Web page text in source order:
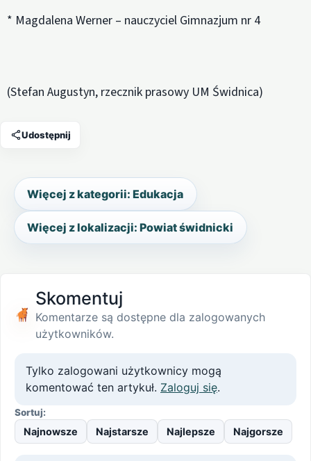
* Magdalena Werner – nauczyciel Gimnazjum nr 4
(Stefan Augustyn, rzecznik prasowy UM Świdnica)
Udostępnij
Więcej z kategorii: Edukacja
Więcej z lokalizacji: Powiat świdnicki
Skomentuj
Komentarze są dostępne dla zalogowanych
użytkowników.
Tylko zalogowani użytkownicy mogą
komentować ten artykuł. Zaloguj się.
Sortuj:
Najnowsze Najstarsze Najlepsze Najgorsze